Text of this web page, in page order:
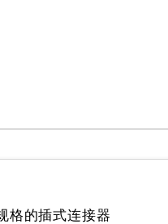
格的插式连接器